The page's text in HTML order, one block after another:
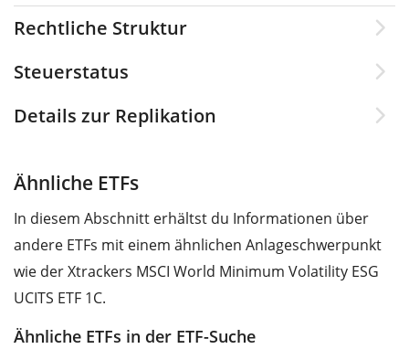
Rechtliche Struktur
Steuerstatus
Details zur Replikation
Ähnliche ETFs
In diesem Abschnitt erhältst du Informationen über
andere ETFs mit einem ähnlichen Anlageschwerpunkt
wie der Xtrackers MSCI World Minimum Volatility ESG
UCITS ETF 1C.
Ähnliche ETFs in der ETF-Suche